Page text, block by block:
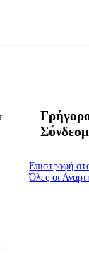
Επιστροφή
Όλες οι